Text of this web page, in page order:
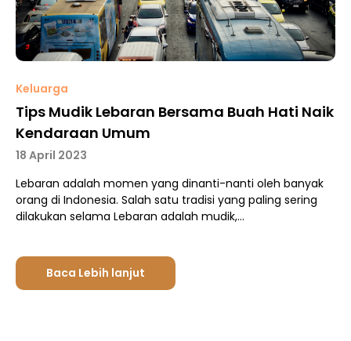
Keluarga
Tips Mudik Lebaran Bersama Buah Hati Naik
Kendaraan Umum
18 April 2023
Lebaran adalah momen yang dinanti-nanti oleh banyak
orang di Indonesia. Salah satu tradisi yang paling sering
dilakukan selama Lebaran adalah mudik,…
Baca Lebih lanjut